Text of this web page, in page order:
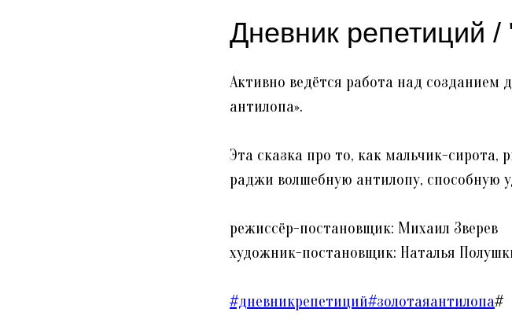
Дневник репетиций
Активно ведётся работа над созданием
антилопа».
Эта сказка про то, как мальчик-сирота,
раджи волшебную антилопу, способную
режиссёр-постановщик: Михаил Зверев
художник-постановщик: Наталья
#дневникрепетиций#золотаяантилопа#